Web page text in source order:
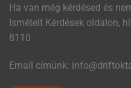
Ha van még kérdésed és
Ismételt Kérdések oldalon,
8110
Email címünk: